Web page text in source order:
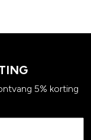
5% korting